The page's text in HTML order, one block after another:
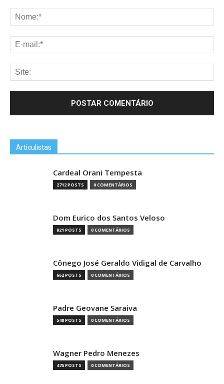
Articulistas
Cardeal Orani Tempesta
2712 POSTS 0 COMENTÁRIOS
Dom Eurico dos Santos Veloso
921 POSTS 0 COMENTÁRIOS
Cônego José Geraldo Vidigal de Carvalho
662 POSTS 0 COMENTÁRIOS
Padre Geovane Saraiva
548 POSTS 0 COMENTÁRIOS
Wagner Pedro Menezes
475 POSTS 0 COMENTÁRIOS